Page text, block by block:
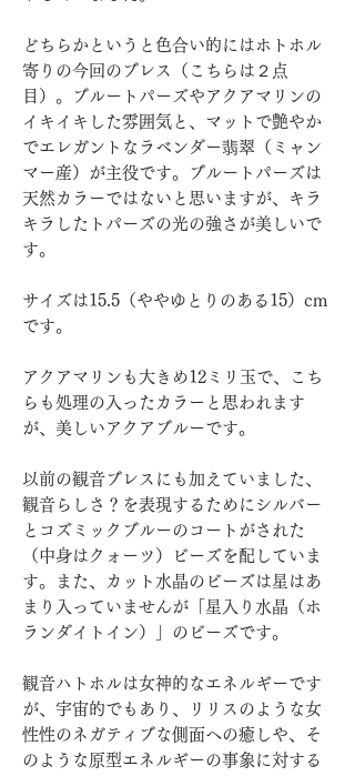
どちらかというと色合い的にはホトホル
寄りの今回のブレス（こちらは２点
目）。ブルートパーズやアクアマリンの
イキイキした雰囲気と、マットで艶やか
でエレガントなラベンダー翡翠（ミャン
マー産）が主役です。ブルートパーズは
天然カラーではないと思いますが、キラ
キラしたトパーズの光の強さが美しいで
す。
サイズは15.5（ややゆとりのある15）cm
です。
アクアマリンも大きめ12ミリ玉で、こち
らも処理の入ったカラーと思われます
が、美しいアクアブルーです。
以前の観音ブレスにも加えていました、
観音らしさ？を表現するためにシルバー
とコズミックブルーのコートがされた
（中身はクォーツ）ビーズを配していま
す。また、カット水晶のビーズは星はあ
まり入っていませんが「星入り水晶（ホ
ランダイトイン）」のビーズです。
観音ハトホルは女神的なエネルギーです
が、宇宙的でもあり、リリスのような女
性性のネガティブな側面への癒しや、そ
のような原型エネルギーの事象に対する